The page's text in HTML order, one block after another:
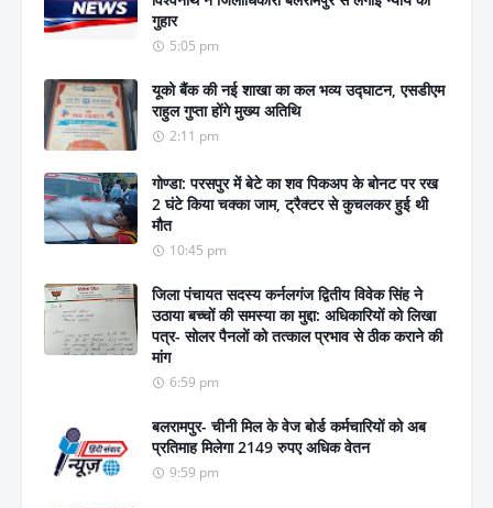
गुहार
5:05 pm
यूको बैंक की नई शाखा का कल भव्य उद्घाटन, एसडीएम
राहुल गुप्ता होंगे मुख्य अतिथि
2:11 pm
गोण्डा: परसपुर में बेटे का शव पिकअप के बोनट पर रख
2 घंटे किया चक्का जाम, ट्रैक्टर से कुचलकर हुई थी
मौत
10:45 pm
जिला पंचायत सदस्य कर्नलगंज द्वितीय विवेक सिंह ने
उठाया बच्चों की समस्या का मुद्दा: अधिकारियों को लिखा
पत्र- सोलर पैनलों को तत्काल प्रभाव से ठीक कराने की
मांग
6:59 pm
बलरामपुर- चीनी मिल के वेज बोर्ड कर्मचारियों को अब
प्रतिमाह मिलेगा 2149 रुपए अधिक वेतन
9:59 pm